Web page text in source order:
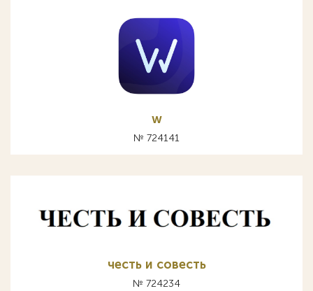
w
№ 724141
честь и совесть
№ 724234